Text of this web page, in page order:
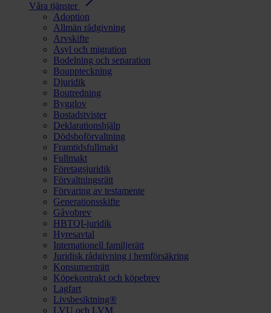
Våra tjänster
Adoption
Allmän rådgivning
Arvskifte
Asyl och migration
Bodelning och separation
Bouppteckning
Djuridik
Boutredning
Bygglov
Bostadstvister
Deklarationshjälp
Dödsboförvaltning
Framtidsfullmakt
Fullmakt
Företagsjuridik
Förvaltningsrätt
Förvaring av testamente
Generationsskifte
Gåvobrev
HBTQI-juridik
Hyresavtal
Internationell familjerätt
Juridisk rådgivning i hemförsäkring
Konsumenträtt
Köpekontrakt och köpebrev
Lagfart
Livsbesiktning®
LVU och LVM